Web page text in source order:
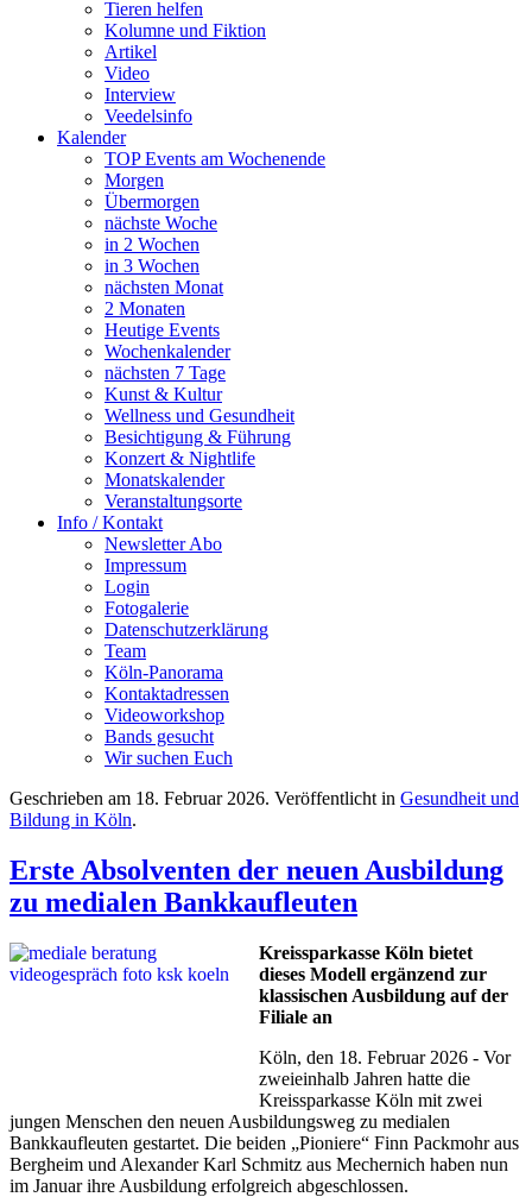
Tieren helfen
Kolumne und Fiktion
Artikel
Video
Interview
Veedelsinfo
Kalender
TOP Events am Wochenende
Morgen
Übermorgen
nächste Woche
in 2 Wochen
in 3 Wochen
nächsten Monat
2 Monaten
Heutige Events
Wochenkalender
nächsten 7 Tage
Kunst & Kultur
Wellness und Gesundheit
Besichtigung & Führung
Konzert & Nightlife
Monatskalender
Veranstaltungsorte
Info / Kontakt
Newsletter Abo
Impressum
Login
Fotogalerie
Datenschutzerklärung
Team
Köln-Panorama
Kontaktadressen
Videoworkshop
Bands gesucht
Wir suchen Euch
Geschrieben am 18. Februar 2026. Veröffentlicht in Gesundheit und
Bildung in Köln.
Erste Absolventen der neuen Ausbildung
zu medialen Bankkaufleuten
Kreissparkasse Köln bietet
dieses Modell ergänzend zur
klassischen Ausbildung auf der
Filiale an
Köln, den 18. Februar 2026 - Vor
zweieinhalb Jahren hatte die
Kreissparkasse Köln mit zwei
jungen Menschen den neuen Ausbildungsweg zu medialen
Bankkaufleuten gestartet. Die beiden „Pioniere“ Finn Packmohr aus
Bergheim und Alexander Karl Schmitz aus Mechernich haben nun
im Januar ihre Ausbildung erfolgreich abgeschlossen.